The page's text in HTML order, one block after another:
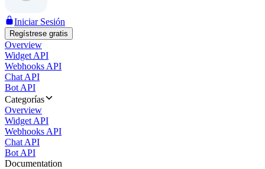
Iniciar Sesión
Regístrese gratis
Overview
Widget API
Webhooks API
Chat API
Bot API
Categorías
Overview
Widget API
Webhooks API
Chat API
Bot API
Documentation